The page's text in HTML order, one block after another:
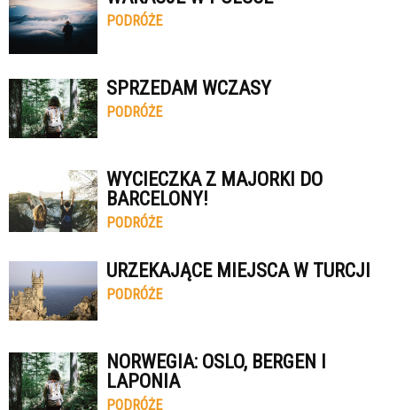
PODRÓŻE
SPRZEDAM WCZASY
PODRÓŻE
WYCIECZKA Z MAJORKI DO
BARCELONY!
PODRÓŻE
URZEKAJĄCE MIEJSCA W TURCJI
PODRÓŻE
NORWEGIA: OSLO, BERGEN I
LAPONIA
PODRÓŻE